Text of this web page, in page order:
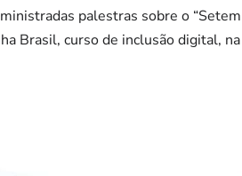
palestras sobre o
Brasil, curso de inclusão digital,